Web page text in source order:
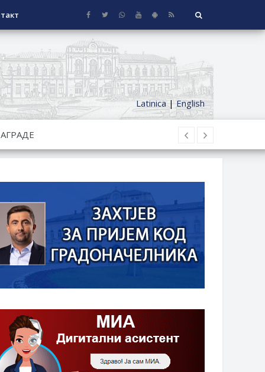
Latinica|English
КУЋЕ СА ОКУЋНИЦОМ НА
БОРАЧКИ ДОДАТАК ЗА
ЗАЈЕДНИЦА ЕТАЖНИХ